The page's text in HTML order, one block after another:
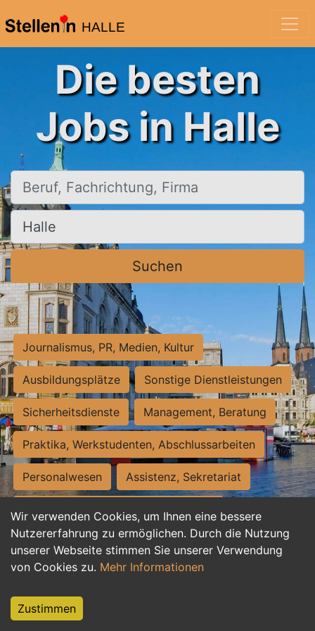
HALLE
Wir verwenden Cookies, um Ihnen eine bessere
Nutzererfahrung zu ermöglichen. Durch die Nutzung
unserer Webseite stimmen Sie unserer Verwendung
von Cookies zu. Mehr Informationen
Zustimmen
Die besten
Jobs in Halle
Beruf, Fachrichtung, Firma
Ort, Stadt
Suchen
Journalismus, PR, Medien, Kultur
Ausbildungsplätze Sonstige Dienstleistungen
Sicherheitsdienste Management, Beratung
Praktika, Werkstudenten, Abschlussarbeiten
Personalwesen Assistenz, Sekretariat
Hilfskräfte, Aushilfs- und Nebenjobs
Einkauf, Logistik, Materialwirtschaft
Weiterbildung, Studium, duale Ausbildung
Tourismus